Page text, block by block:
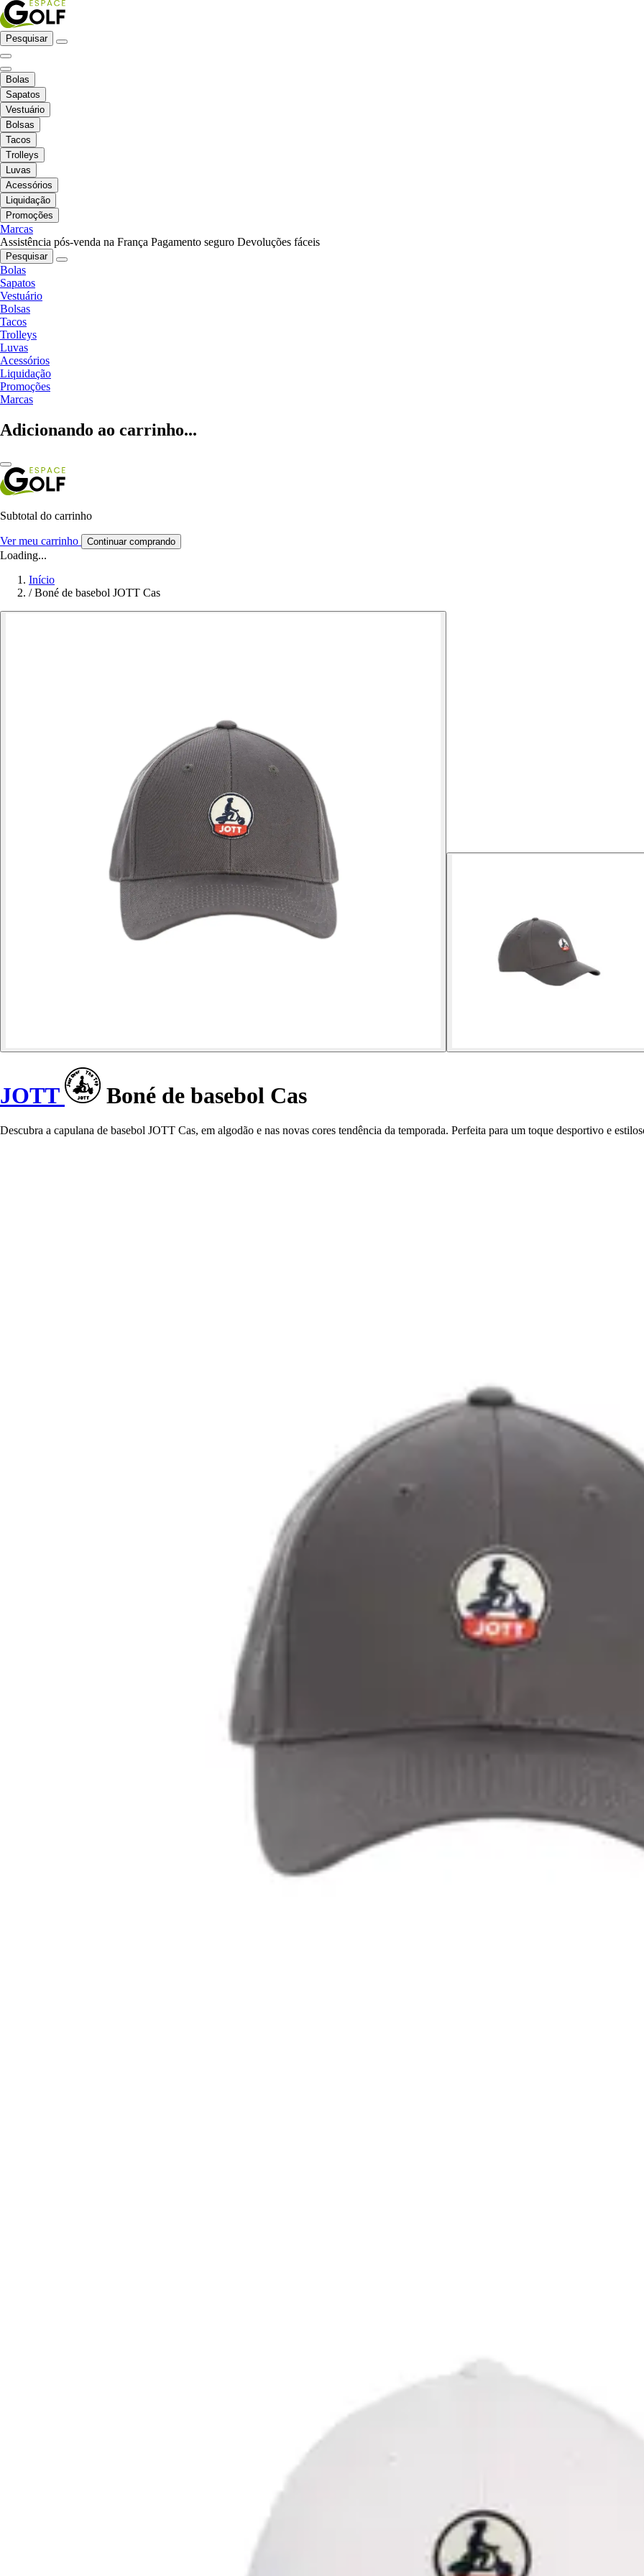
Pesquisar
Bolas
Sapatos
Vestuário
Bolsas
Tacos
Trolleys
Luvas
Acessórios
Liquidação
Promoções
Marcas
Assistência pós-venda na França Pagamento seguro Devoluções fáceis
Pesquisar
Bolas
Sapatos
Vestuário
Bolsas
Tacos
Trolleys
Luvas
Acessórios
Liquidação
Promoções
Marcas
Adicionando ao carrinho...
Subtotal do carrinho
Ver meu carrinho Continuar comprando
Loading...
Início
/ Boné de basebol JOTT Cas
JOTT Boné de basebol Cas
Descubra a capulana de basebol JOTT Cas, em algodão e nas novas cores tendência da temporada. Perfeita para um toque desportivo e